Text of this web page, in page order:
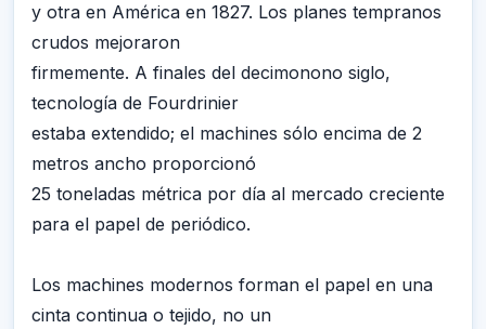
y otra en América en 1827. Los planes tempranos
crudos mejoraron
firmemente. A finales del decimonono siglo,
tecnología de Fourdrinier
estaba extendido; el machines sólo encima de 2
metros ancho proporcionó
25 toneladas métrica por día al mercado creciente
para el papel de periódico.
Los machines modernos forman el papel en una
cinta continua o tejido, no un